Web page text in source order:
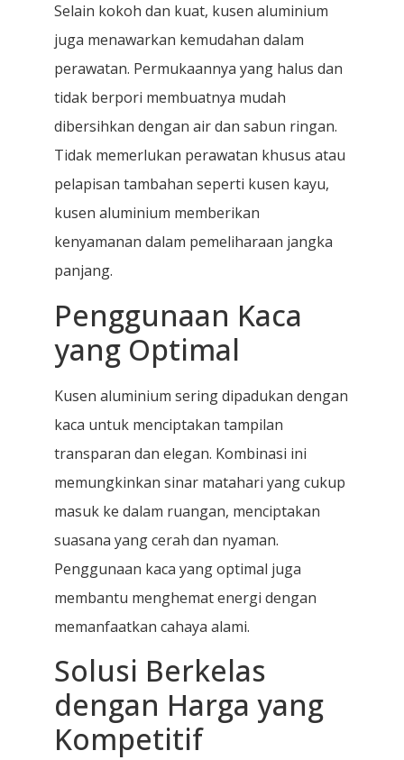
Selain kokoh dan kuat, kusen aluminium
juga menawarkan kemudahan dalam
perawatan. Permukaannya yang halus dan
tidak berpori membuatnya mudah
dibersihkan dengan air dan sabun ringan.
Tidak memerlukan perawatan khusus atau
pelapisan tambahan seperti kusen kayu,
kusen aluminium memberikan
kenyamanan dalam pemeliharaan jangka
panjang.
Penggunaan Kaca
yang Optimal
Kusen aluminium sering dipadukan dengan
kaca untuk menciptakan tampilan
transparan dan elegan. Kombinasi ini
memungkinkan sinar matahari yang cukup
masuk ke dalam ruangan, menciptakan
suasana yang cerah dan nyaman.
Penggunaan kaca yang optimal juga
membantu menghemat energi dengan
memanfaatkan cahaya alami.
Solusi Berkelas
dengan Harga yang
Kompetitif